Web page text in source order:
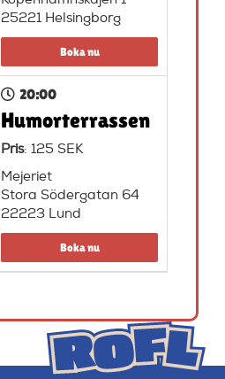
25221 Helsingborg
Boka nu
20:00
Humorterrassen
Pris: 125 SEK
Mejeriet
Stora Södergatan 64
22223 Lund
Boka nu